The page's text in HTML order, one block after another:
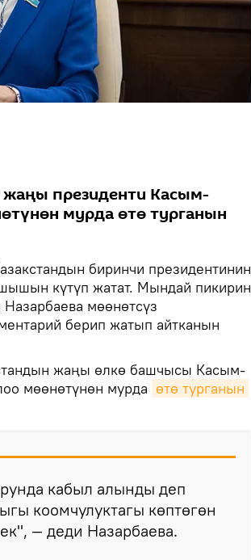
жаңы президенти Касым-
мурда өтө турганын
биринчи президентинин
күтүп жатат. Мындай пикирин
мөөнөтсүз
берип жатып айтканын
жаңы өлкө башчысы Касым-
мөөнөтүнөн мурда өтө турганын
кабыл алынды деп
коомчулуктагы көптөгөн
— деди Назарбаева.